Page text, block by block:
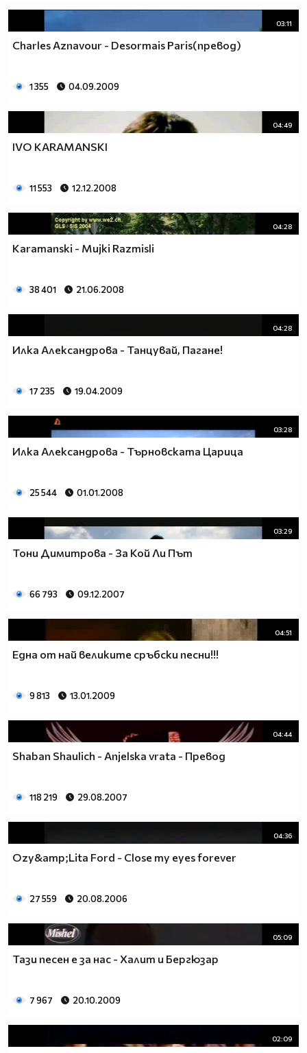
03:11
Charles Aznavour - Desormais Paris(превод)
1 355 04.09.2009
04:49
IVO KARAMANSKI
11 553 12.12.2008
04:28
Karamanski - Mujki Razmisli
38 401 21.06.2008
04:28
Илка Александрова - Танцувай, Пагане!
17 235 19.04.2009
03:28
Илка Александрова - Търновската Царица
25 544 01.01.2008
03:29
Тони Димитрова - За Кой Ли Път
66 793 09.12.2007
04:51
Една от най великите сръбски песни!!!
9 813 13.01.2009
04:44
Shaban Shaulich - Anjelska vrata - Превод
118 219 29.08.2007
04:36
Ozy&amp;Lita Ford - Close my eyes forever
27 559 20.08.2006
05:09
Тази песен е за нас - Халит и Бергюзар
7 967 20.10.2009
02:09